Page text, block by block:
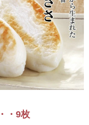
～3,000円
以下
・9枚